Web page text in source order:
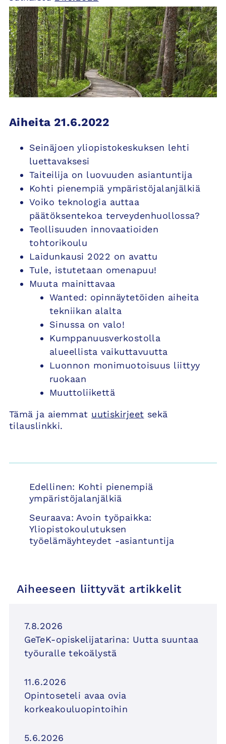
Aiheita 21.6.2022
Seinäjoen yliopistokeskuksen lehti
luettavaksesi
Taiteilija on luovuuden asiantuntija
Kohti pienempiä ympäristöjalanjälkiä
Voiko teknologia auttaa
päätöksentekoa terveydenhuollossa?
Teollisuuden innovaatioiden
tohtorikoulu
Laidunkausi 2022 on avattu
Tule, istutetaan omenapuu!
Muuta mainittavaa
Wanted: opinnäytetöiden aiheita
tekniikan alalta
Sinussa on valo!
Kumppanuusverkostolla
alueellista vaikuttavuutta
Luonnon monimuotoisuus liittyy
ruokaan
Muuttoliikettä
Tämä ja aiemmat uutiskirjeet sekä
tilauslinkki.
Artikkelien
selaus
Edellinen: Kohti pienempiä
ympäristöjalanjälkiä
Seuraava: Avoin työpaikka:
Yliopistokoulutuksen
työelämäyhteydet -asiantuntija
Aiheeseen liittyvät artikkelit
7.8.2026
GeTeK-opiskelijatarina: Uutta suuntaa
työuralle tekoälystä
11.6.2026
Opintoseteli avaa ovia
korkeakouluopintoihin
5.6.2026